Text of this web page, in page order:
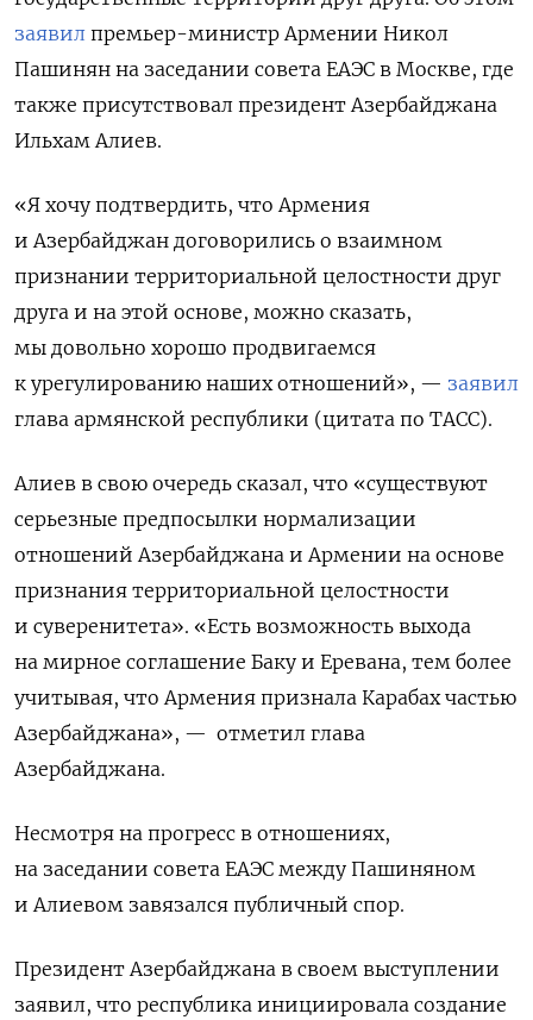
заявил премьер-министр Армении Никол
Пашинян на заседании совета ЕАЭС в Москве, где
также присутствовал президент Азербайджана
Ильхам Алиев.
«Я хочу подтвердить, что Армения
и Азербайджан договорились о взаимном
признании территориальной целостности друг
друга и на этой основе, можно сказать,
мы довольно хорошо продвигаемся
к урегулированию наших отношений», — заявил
глава армянской республики (цитата по ТАСС).
Алиев в свою очередь сказал, что «существуют
серьезные предпосылки нормализации
отношений Азербайджана и Армении на основе
признания территориальной целостности
и суверенитета». «Есть возможность выхода
на мирное соглашение Баку и Еревана, тем более
учитывая, что Армения признала Карабах частью
Азербайджана», — отметил глава
Азербайджана.
Несмотря на прогресс в отношениях,
на заседании совета ЕАЭС между Пашиняном
и Алиевом завязался публичный спор.
Президент Азербайджана в своем выступлении
заявил, что республика инициировала создание